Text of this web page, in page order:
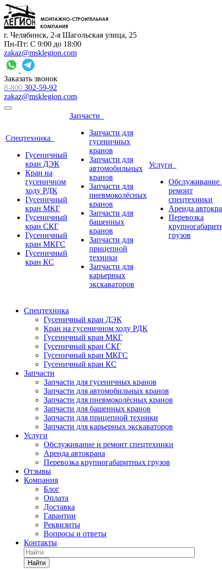
г. Челябинск, 2-я Шагольская улица, 25
Пн-Пт: С 9:00 до 18:00
zakaz@msklegion.com
Заказать звонок
8-800 302-59-92
zakaz@msklegion.com
Спецтехника
Гусеничный
кран ДЭК
Кран на
гусеничном
ходу РДК
Гусеничный
кран МКГ
Гусеничный
кран СКГ
Гусеничный
кран МКГС
Гусеничный
кран КС
Запчасти
Запчасти для
гусеничных
кранов
Запчасти для
автомобильных
кранов
Запчасти для
пневмоколёсных
кранов
Запчасти для
башенных
кранов
Запчасти для
прицепной
техники
Запчасти для
карьерных
экскаваторов
Услуги
Обслуживание
ремонт
спецтехники
Аренда
Перевозка
грузов
Спецтехника
Гусеничный кран ДЭК
Кран на гусеничном ходу РДК
Гусеничный кран МКГ
Гусеничный кран СКГ
Гусеничный кран МКГС
Гусеничный кран КС
Запчасти
Запчасти для гусеничных кранов
Запчасти для автомобильных кранов
Запчасти для пневмоколёсных кранов
Запчасти для башенных кранов
Запчасти для прицепной техники
Запчасти для карьерных экскаваторов
Услуги
Обслуживание и ремонт спецтехники
Аренда автокрана
Перевозка крупногабаритных грузов
Отзывы
Компания
Блог
Оплата
Доставка
Гарантии
Реквизиты
Вопросы и ответы
Контакты
Найти